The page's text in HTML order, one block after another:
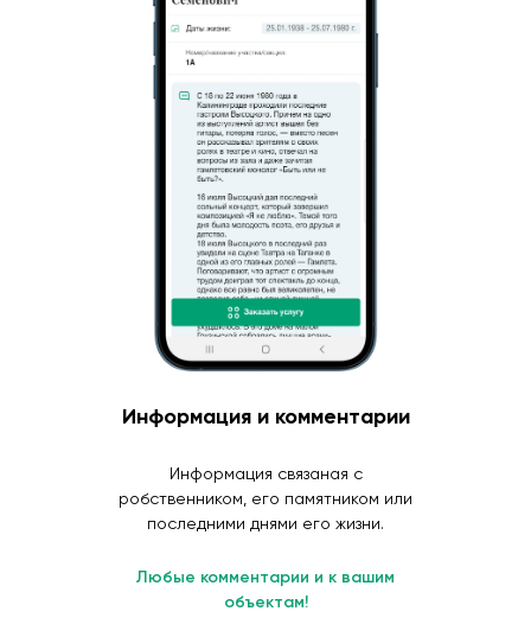
Информация и комментарии
Информация связаная с
робственником, его памятником или
последними днями его жизни.
Любые комментарии и к вашим
объектам!